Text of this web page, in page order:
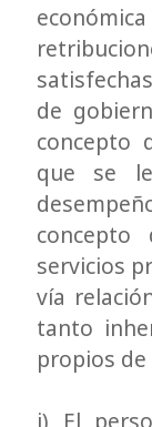
de
concepto
que se
concepto
servicios
vía
tanto
propios